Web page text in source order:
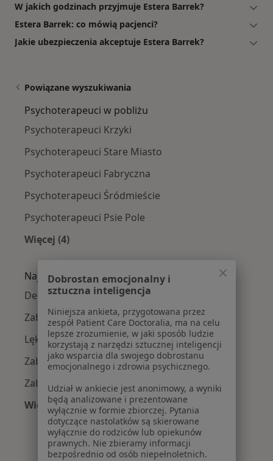
W jakich godzinach przyjmuje Estera Barrek?
Estera Barrek: co mówią pacjenci?
Jakie ubezpieczenia akceptuje Estera Barrek?
Powiązane wyszukiwania
Psychoterapeuci w pobliżu
Psychoterapeuci Krzyki
Psychoterapeuci Stare Miasto
Psychoterapeuci Fabryczna
Psychoterapeuci Śródmieście
Psychoterapeuci Psie Pole
Więcej (4)
Najczęście leczone choroby
Depresja w Wrocławiu
Zaburzenia lękowe w Wrocławiu
Lęki w Wrocławiu
Zaburzenia nastroju w Wrocławiu
Zaburzenia emocjonalne w Wrocławiu
Więcej (15)
Więcej w kategorii: Najczęście leczone
Dobrostan emocjonalny i
sztuczna inteligencja
Niniejsza ankieta, przygotowana przez
zespół Patient Care Doctoralia, ma na celu
lepsze zrozumienie, w jaki sposób ludzie
korzystają z narzędzi sztucznej inteligencji
jako wsparcia dla swojego dobrostanu
emocjonalnego i zdrowia psychicznego.
Udział w ankiecie jest anonimowy, a wyniki
będą analizowane i prezentowane
wyłącznie w formie zbiorczej. Pytania
dotyczące nastolatków są skierowane
wyłącznie do rodziców lub opiekunów
prawnych. Nie zbieramy informacji
bezpośrednio od osób niepełnoletnich.